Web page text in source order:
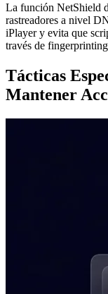
La función NetShield
rastreadores a nivel
iPlayer y evita que
través de
Tácticas
Mantener